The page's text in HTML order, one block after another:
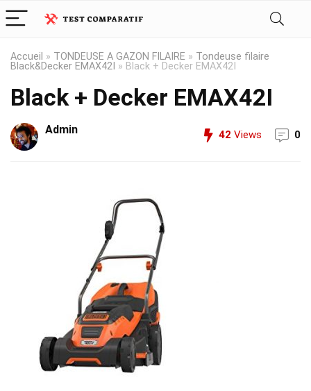
Accueil » TONDEUSE A GAZON FILAIRE » Tondeuse filaire
Black&Decker EMAX42I » Black + Decker EMAX42I
Black + Decker EMAX42I
Admin 42 Views 0